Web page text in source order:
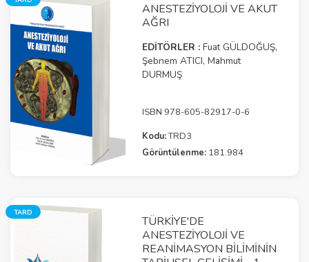
ANESTEZIYOLOJI VE AKUT
AĞRI
EDİTÖRLER :Fuat GÜLDOĞUŞ,
Şebnem ATICI, Mahmut
DURMUŞ
ISBN 978-605-82917-0-6
Kodu:TRD3
Görüntülenme: 181.984
TARD
TÜRKIYE'DE
ANESTEZIYOLOJI VE
REANIMASYON BILIMININ